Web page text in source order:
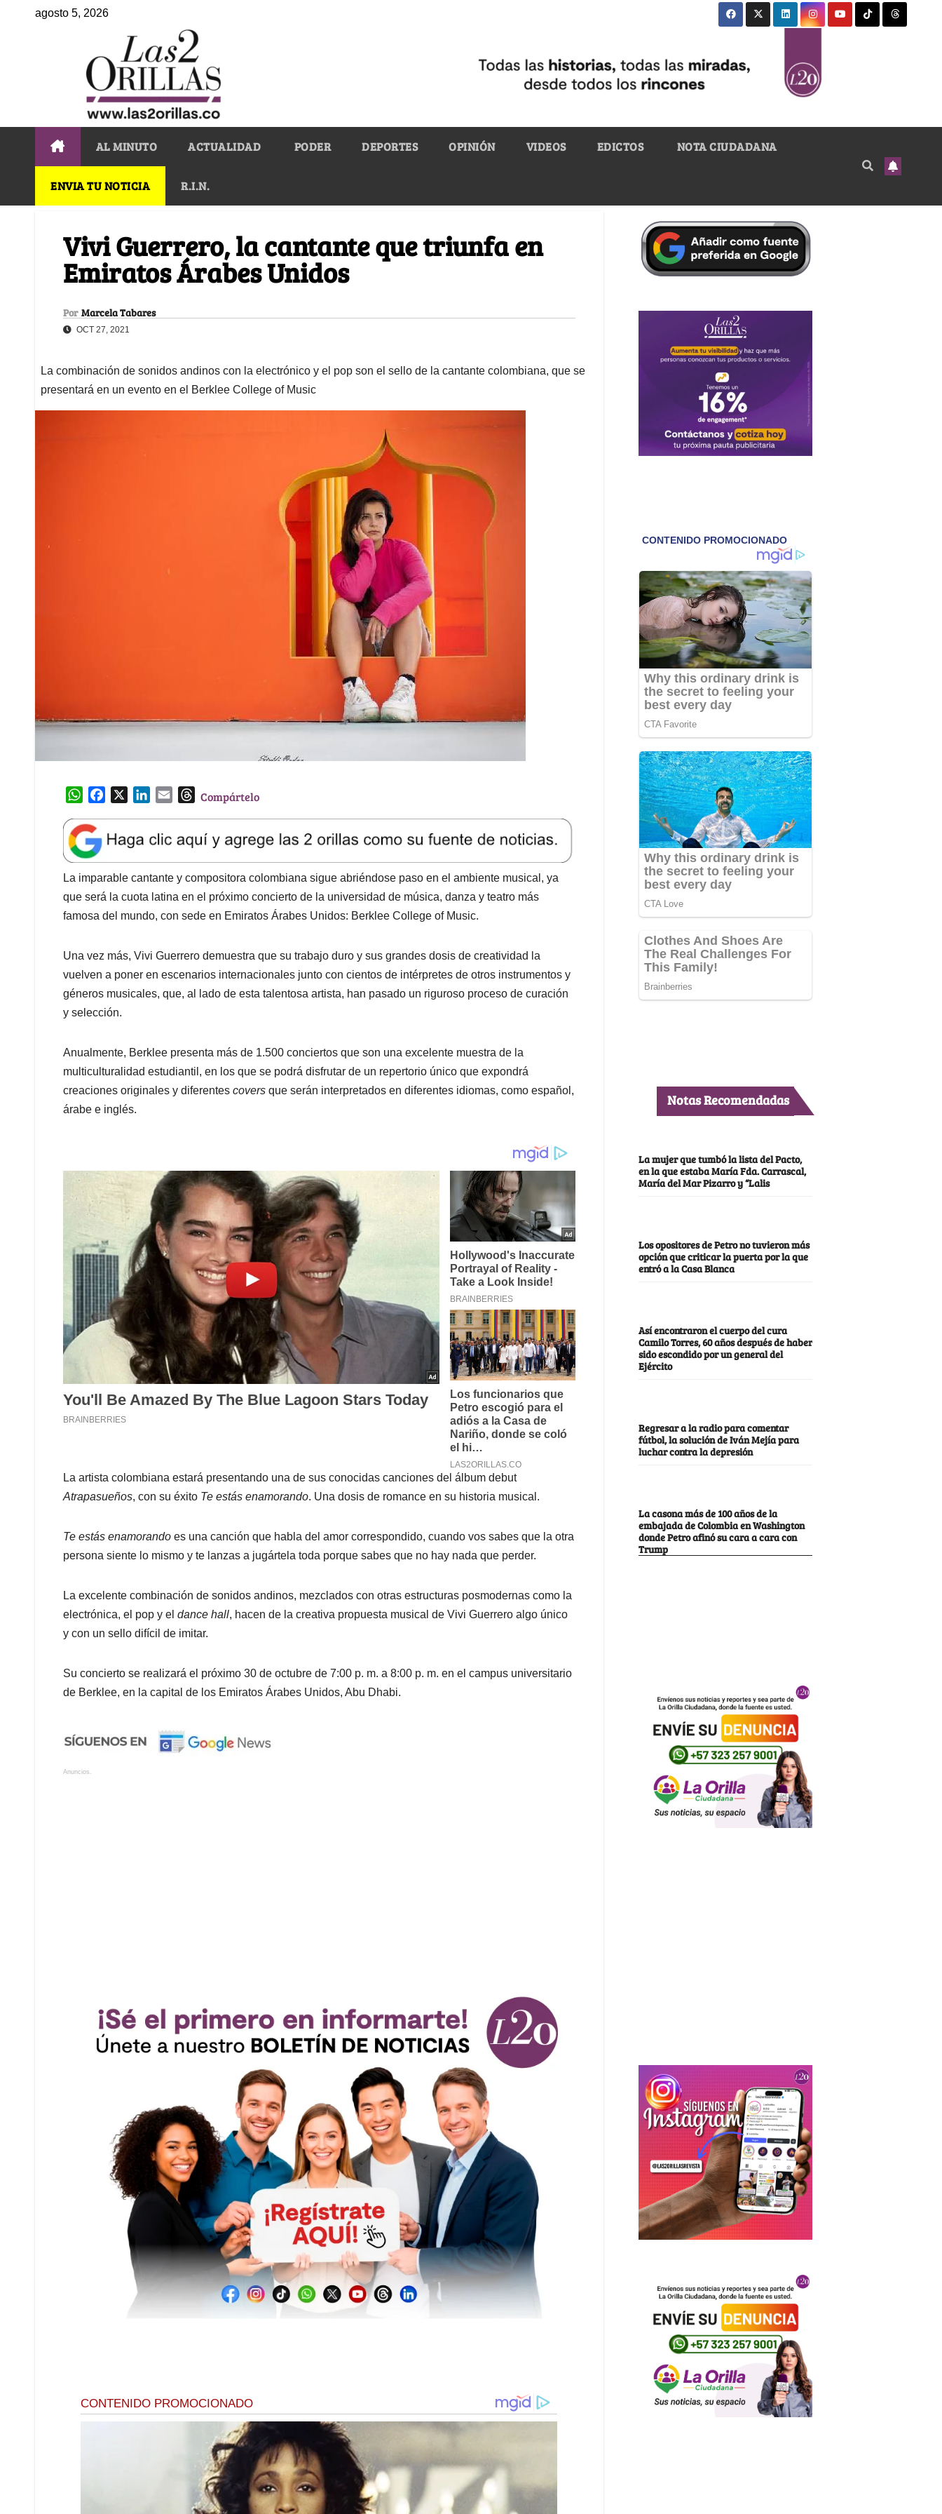
agosto 5, 2026
AL MINUTO ACTUALIDAD PODER DEPORTES OPINIÓN VIDEOS EDICTOS NOTA CIUDADANA
ENVIA TU NOTICIA R.I.N.
Vivi Guerrero, la cantante que triunfa en
Emiratos Árabes Unidos
Por Marcela Tabares
OCT 27, 2021
La combinación de sonidos andinos con la electrónico y el pop son el sello de la cantante colombiana, que se
presentará en un evento en el Berklee College of Music
W
a
t
s
A
p
p
e
b
o
o
k
k
e
d
I
n
l
T
e
a
d
s
Compártelo
La imparable cantante y compositora colombiana sigue abriéndose paso en el ambiente musical, ya
que será la cuota latina en el próximo concierto de la universidad de música, danza y teatro más
famosa del mundo, con sede en Emiratos Árabes Unidos: Berklee College of Music.
Una vez más, Vivi Guerrero demuestra que su trabajo duro y sus grandes dosis de creatividad la
vuelven a poner en escenarios internacionales junto con cientos de intérpretes de otros instrumentos y
géneros musicales, que, al lado de esta talentosa artista, han pasado un riguroso proceso de curación
y selección.
Anualmente, Berklee presenta más de 1.500 conciertos que son una excelente muestra de la
multiculturalidad estudiantil, en los que se podrá disfrutar de un repertorio único que expondrá
creaciones originales y diferentes covers que serán interpretados en diferentes idiomas, como español,
árabe e inglés.
La artista colombiana estará presentando una de sus conocidas canciones del álbum debut
Atrapasueños, con su éxito Te estás enamorando. Una dosis de romance en su historia musical.
Te estás enamorando es una canción que habla del amor correspondido, cuando vos sabes que la otra
persona siente lo mismo y te lanzas a jugártela toda porque sabes que no hay nada que perder.
La excelente combinación de sonidos andinos, mezclados con otras estructuras posmodernas como la
electrónica, el pop y el dance hall, hacen de la creativa propuesta musical de Vivi Guerrero algo único
y con un sello difícil de imitar.
Su concierto se realizará el próximo 30 de octubre de 7:00 p. m. a 8:00 p. m. en el campus universitario
de Berklee, en la capital de los Emiratos Árabes Unidos, Abu Dhabi.
Anuncios.
Notas Recomendadas
La mujer que tumbó la lista del Pacto,
en la que estaba María Fda. Carrascal,
María del Mar Pizarro y “Lalis
Los opositores de Petro no tuvieron más
opción que criticar la puerta por la que
entró a la Casa Blanca
Así encontraron el cuerpo del cura
Camilo Torres, 60 años después de haber
sido escondido por un general del
Ejército
Regresar a la radio para comentar
fútbol, la solución de Iván Mejía para
luchar contra la depresión
La casona más de 100 años de la
embajada de Colombia en Washington
donde Petro afinó su cara a cara con
Trump